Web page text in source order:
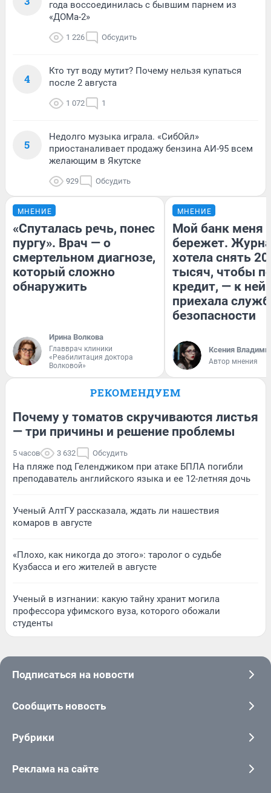
года воссоединилась с бывшим парнем из
«ДОМа-2»
1 226 Обсудить
4
Кто тут воду мутит? Почему нельзя купаться
после 2 августа
1 072 1
5
Недолго музыка играла. «СибОйл»
приостаналивает продажу бензина АИ-95 всем
желающим в Якутске
929 Обсудить
МНЕНИЕ
«Спуталась речь, понес
пургу». Врач — о
смертельном диагнозе,
который сложно
обнаружить
Ирина Волкова
Главврач клиники
«Реабилитация доктора
Волковой»
МНЕНИЕ
Мой банк меня
бережет.
хотела снять
тысяч, чтобы
кредит, — к
приехала
безопасности
Ксения
Автор мнения
РЕКОМЕНДУЕМ
Почему у томатов скручиваются листья
— три причины и решение проблемы
5 часов 3 632 Обсудить
На пляже под Геленджиком при атаке БПЛА погибли
преподаватель английского языка и ее 12-летняя дочь
Ученый АлтГУ рассказала, ждать ли нашествия
комаров в августе
«Плохо, как никогда до этого»: таролог о судьбе
Кузбасса и его жителей в августе
Ученый в изгнании: какую тайну хранит могила
профессора уфимского вуза, которого обожали
студенты
Подписаться на новости
Сообщить новость
Рубрики
Реклама на сайте